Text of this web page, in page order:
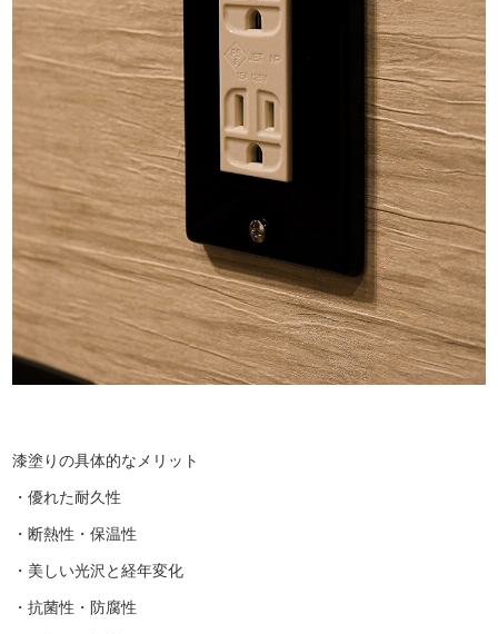
漆塗りの具体的なメリット
・優れた耐久性
・断熱性・保温性
・美しい光沢と経年変化
・抗菌性・防腐性